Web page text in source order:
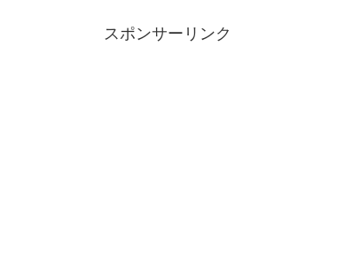
スポンサーリンク